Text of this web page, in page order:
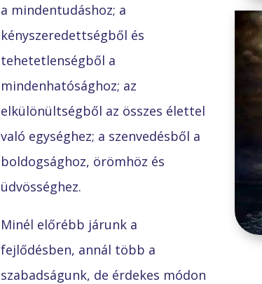
a mindentudáshoz; a
kényszeredettségből és
tehetetlenségből a
mindenhatósághoz; az
elkülönültségből az összes élettel
való egységhez; a szenvedésből a
boldogsághoz, örömhöz és
üdvösséghez.
Minél előrébb járunk a
fejlődésben, annál több a
szabadságunk, de érdekes módon